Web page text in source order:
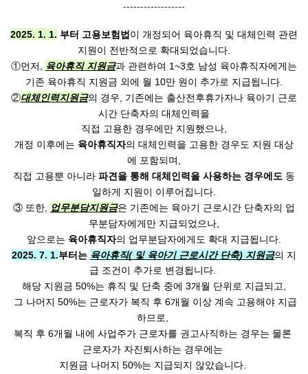
------------------
2025. 1. 1. 부터 고용보험법 이 개정되어 육아휴직 및 대체인력 관련
지원이 전반적으로 확대되었습니다.
①먼저,
육아휴직 지원금과 관련하여 1~3호 남성 육아휴직자에게는
기존 육아휴직 지원금 외에 월 10만 원이 추가로 지급됩니다.
②대체인력지원금의 경우, 기존에는 출산전후휴가자나 육아기 근로
시간 단축자의 대체인력을
직접 고용한 경우에만 지원했으나,
개정 이후에는 육아휴직자의 대체인력을 고용한 경우도 지원 대상
에 포함되며,
직접 고용뿐 아니라 파견을 통해 대체인력을 사용하는 경우에도 동
일하게 지원이 이루어집니다.
③ 또한,
업무분담지원금은 기존에는 육아기 근로시간 단축자의 업
무분담자에게만 지급되었으나,
앞으로는 육아휴직자의 업무분담자에게도 확대 지급됩니다.
2025. 7. 1.부터는 육아휴직( 및 육아기 근로시간 단축) 지원금의 지
급 조건이 추가로 변경됩니다.
해당 지원금 50%는 휴직 및 단축 중에 3개월 단위로 지급되고,
하므로,
복직 후 6개월 내에 사업주가 근로자를 권고사직하는 경우는 물론
근로자가 자진퇴사하는 경우에는
지원금 나머지 50%는 지급되지 않았습니다.